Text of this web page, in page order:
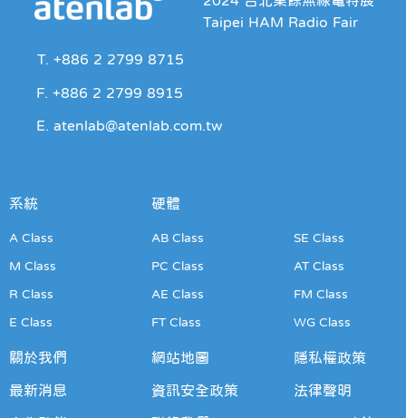
Taipei HAM Radio Fair
T. +886 2 2799 8715
F. +886 2 2799 8915
E. atenlab@atenlab.com.tw
系統
A Class
M Class
R Class
E Class
硬體
AB Class
PC Class
AE Class
FT Class
SE Class
AT Class
FM Class
WG Class
關於我們
最新消息
網站地圖
資訊安全政策
隱私權政策
法律聲明